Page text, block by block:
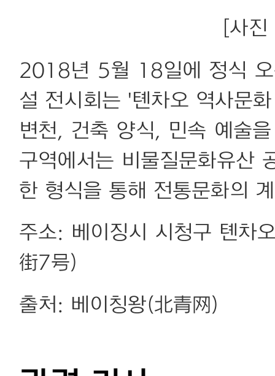
[사
2018년 5월 18일에 정식 오
설 전시회는 '톈차오 역사문
변천, 건축 양식, 민속 예술
구역에서는 비물질문화유산
한 형식을 통해 전통문화의
주소: 베이징시 시청구 톈차
街7号)
출처: 베이칭왕(北青网)